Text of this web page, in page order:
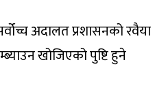
अदालत प्रशासनको रवैया
खोजिएको पुष्टि हुने